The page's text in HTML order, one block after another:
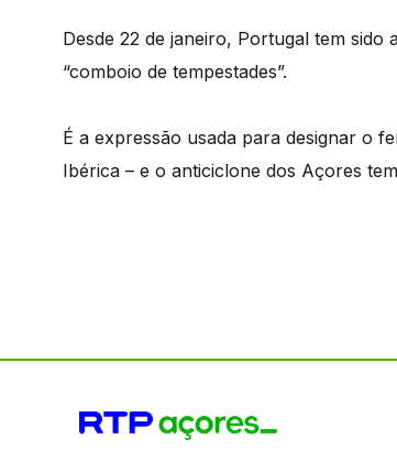
Desde 22 de janeiro, Portugal tem
“comboio de tempestades”.
É a expressão usada para designar o
Ibérica – e o anticiclone dos Açores